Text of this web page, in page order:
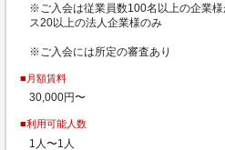
※ご入会は従業員数100名以上の企業
ス20以上の法人企業様のみ
※ご入会には所定の審査あり
■月額賃料
30,000円〜
■利用可能人数
1人〜1人